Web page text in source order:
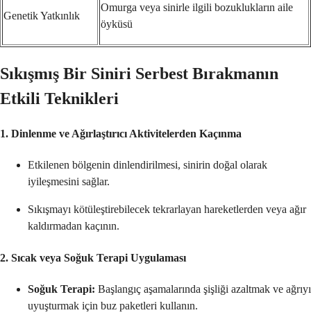
Genetik Yatkınlık
Omurga veya sinirle ilgili bozuklukların aile
öyküsü
Sıkışmış Bir Siniri Serbest Bırakmanın
Etkili Teknikleri
1. Dinlenme ve Ağırlaştırıcı Aktivitelerden Kaçınma
Etkilenen bölgenin dinlendirilmesi, sinirin doğal olarak
iyileşmesini sağlar.
Sıkışmayı kötüleştirebilecek tekrarlayan hareketlerden veya ağır
kaldırmadan kaçının.
2. Sıcak veya Soğuk Terapi Uygulaması
Soğuk Terapi: Başlangıç aşamalarında şişliği azaltmak ve ağrıyı
uyuşturmak için buz paketleri kullanın.